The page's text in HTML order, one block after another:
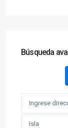
Búsqueda
Isla